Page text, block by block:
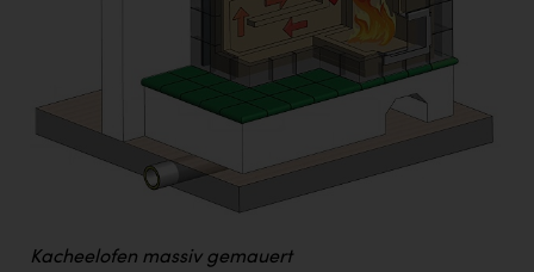
Kacheelofen massiv gemauert